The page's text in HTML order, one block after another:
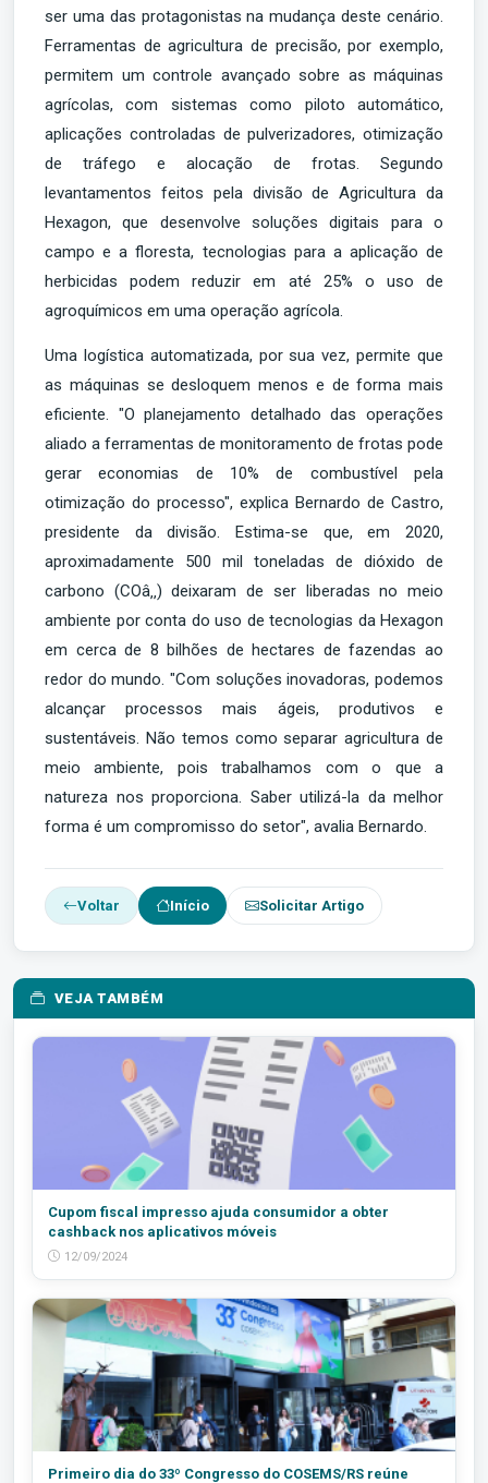
ser uma das protagonistas na mudança deste cenário.
Ferramentas de agricultura de precisão, por exemplo,
permitem um controle avançado sobre as máquinas
agrícolas, com sistemas como piloto automático,
aplicações controladas de pulverizadores, otimização
de tráfego e alocação de frotas. Segundo
levantamentos feitos pela divisão de Agricultura da
Hexagon, que desenvolve soluções digitais para o
campo e a floresta, tecnologias para a aplicação de
herbicidas podem reduzir em até 25% o uso de
agroquímicos em uma operação agrícola.
Uma logística automatizada, por sua vez, permite que
as máquinas se desloquem menos e de forma mais
eficiente. "O planejamento detalhado das operações
aliado a ferramentas de monitoramento de frotas pode
gerar economias de 10% de combustível pela
otimização do processo", explica Bernardo de Castro,
presidente da divisão. Estima-se que, em 2020,
aproximadamente 500 mil toneladas de dióxido de
carbono (COâ‚‚) deixaram de ser liberadas no meio
ambiente por conta do uso de tecnologias da Hexagon
em cerca de 8 bilhões de hectares de fazendas ao
redor do mundo. "Com soluções inovadoras, podemos
alcançar processos mais ágeis, produtivos e
sustentáveis. Não temos como separar agricultura de
meio ambiente, pois trabalhamos com o que a
natureza nos proporciona. Saber utilizá-la da melhor
forma é um compromisso do setor", avalia Bernardo.
Voltar Início Solicitar Artigo
VEJA TAMBÉM
Cupom fiscal impresso ajuda consumidor a obter
cashback nos aplicativos móveis
12/09/2024
Primeiro dia do 33º Congresso do COSEMS/RS reúne